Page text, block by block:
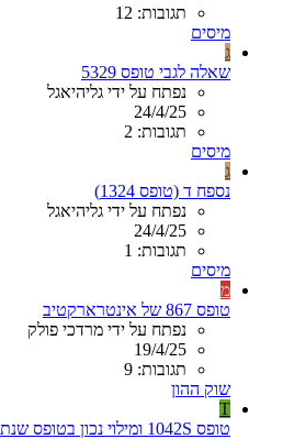
תגובות: 12
מיסים
ג
שאלה לגבי טופס 5329
נפתח על ידי גליהיאגל
24/4/25
תגובות: 2
מיסים
ג
נספח ד (טופס 1324)
נפתח על ידי גליהיאגל
24/4/25
תגובות: 1
מיסים
מ
טופס 867 של אינטרארקטיב
נפתח על ידי מרדכי פולק
19/4/25
תגובות: 9
שוק ההון
T
טופס 1042S ומילוי נכון בטופס שנתי